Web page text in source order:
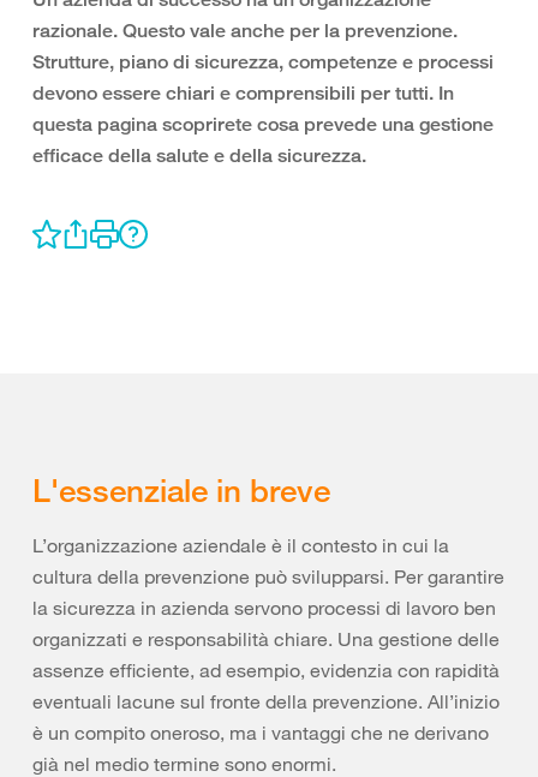
razionale. Questo vale anche per la prevenzione.
Strutture, piano di sicurezza, competenze e processi
devono essere chiari e comprensibili per tutti. In
questa pagina scoprirete cosa prevede una gestione
efficace della salute e della sicurezza.
L'essenziale in breve
L’organizzazione aziendale è il contesto in cui la
cultura della prevenzione può svilupparsi. Per garantire
la sicurezza in azienda servono processi di lavoro ben
organizzati e responsabilità chiare. Una gestione delle
assenze efficiente, ad esempio, evidenzia con rapidità
eventuali lacune sul fronte della prevenzione. All’inizio
è un compito oneroso, ma i vantaggi che ne derivano
già nel medio termine sono enormi.